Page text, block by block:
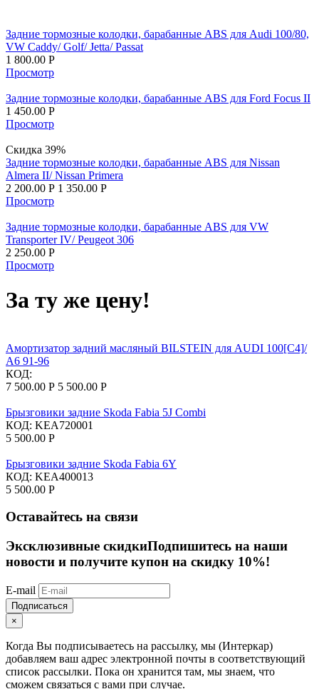
Задние тормозные колодки, барабанные ABS для Audi 100/80,
VW Caddy/ Golf/ Jetta/ Passat
1 800.00 Р
Просмотр
Задние тормозные колодки, барабанные ABS для Ford Focus II
1 450.00 Р
Просмотр
Скидка 39%
Задние тормозные колодки, барабанные ABS для Nissan
Almera II/ Nissan Primera
2 200.00 Р 1 350.00 Р
Просмотр
Задние тормозные колодки, барабанные ABS для VW
Transporter IV/ Peugeot 306
2 250.00 Р
Просмотр
За ту же цену!
Амортизатор задний масляный BILSTEIN для AUDI 100[C4]/
A6 91-96
КОД:
7 500.00 Р 5 500.00 Р
Брызговики задние Skoda Fabia 5J Combi
КОД: KEA720001
5 500.00 Р
Брызговики задние Skoda Fabia 6Y
КОД: KEA400013
5 500.00 Р
Оставайтесь на связи
Эксклюзивные скидкиПодпишитесь на наши
новости и получите купон на скидку 10%!
E-mail
Подписаться
×
Когда Вы подписываетесь на рассылку, мы (Интеркар)
добавляем ваш адрес электронной почты в соответствующий
список рассылки. Пока он хранится там, мы знаем, что
сможем связаться с вами при случае.